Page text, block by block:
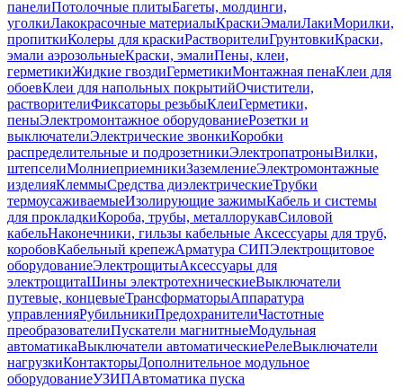
панелиПотолочные плитыБагеты, молдинги,
уголкиЛакокрасочные материалыКраскиЭмалиЛакиМорилки,
пропиткиКолеры для краскиРастворителиГрунтовкиКраски,
эмали аэрозольныеКраски, эмалиПены, клеи,
герметикиЖидкие гвоздиГерметикиМонтажная пенаКлеи для
обоевКлеи для напольных покрытийОчистители,
растворителиФиксаторы резьбыКлеиГерметики,
пеныЭлектромонтажное оборудованиеРозетки и
выключателиЭлектрические звонкиКоробки
распределительные и подрозетникиЭлектропатроныВилки,
штепселиМолниеприемникиЗаземлениеЭлектромонтажные
изделияКлеммыСредства диэлектрическиеТрубки
термоусаживаемыеИзолирующие зажимыКабель и системы
для прокладкиКороба, трубы, металлорукавСиловой
кабельНаконечники, гильзы кабельные Аксессуары для труб,
коробовКабельный крепежАрматура СИПЭлектрощитовое
оборудованиеЭлектрощитыАксессуары для
электрощитаШины электротехническиеВыключатели
путевые, концевыеТрансформаторыАппаратура
управленияРубильникиПредохранителиЧастотные
преобразователиПускатели магнитныеМодульная
автоматикаВыключатели автоматическиеРелеВыключатели
нагрузкиКонтакторыДополнительное модульное
оборудованиеУЗИПАвтоматика пуска